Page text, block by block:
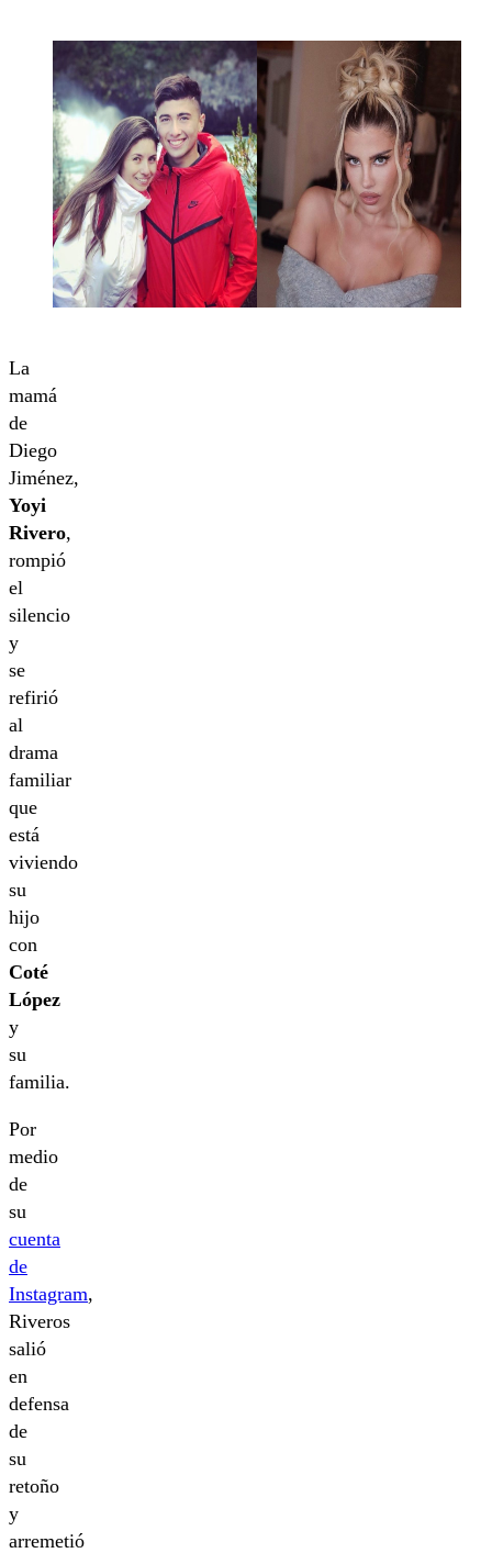
La
mamá
de
Diego
Jiménez,
Yoyi
Rivero,
rompió
el
silencio
y
se
refirió
al
drama
familiar
que
está
viviendo
su
hijo
con
Coté
López
y
su
familia.
Por
medio
de
su
cuenta
de
Instagram,
Riveros
salió
en
defensa
de
su
retoño
y
arremetió